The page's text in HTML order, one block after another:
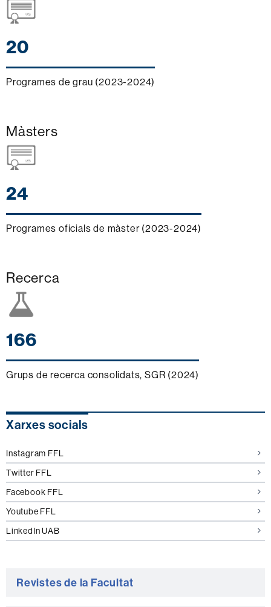
20
Programes de grau (2023-2024)
Màsters
24
Programes oficials de màster (2023-2024)
Recerca
166
Grups de recerca consolidats, SGR (2024)
Informació
Xarxes socials
Instagram FFL
Twitter FFL
Facebook FFL
Youtube FFL
LinkedIn UAB
Revistes de la Facultat